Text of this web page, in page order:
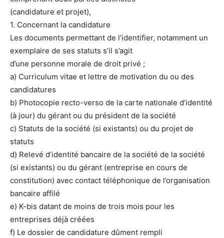
(candidature et projet),
1. Concernant la candidature
Les documents permettant de l’identifier, notamment un
exemplaire de ses statuts s’il s’agit
d’une personne morale de droit privé ;
a) Curriculum vitae et lettre de motivation du ou des
candidatures
b) Photocopie recto-verso de la carte nationale d’identité
(à jour) du gérant ou du président de la société
c) Statuts de la société (si existants) ou du projet de
statuts
d) Relevé d’identité bancaire de la société de la société
(si existants) ou du gérant (entreprise en cours de
constitution) avec contact téléphonique de l’organisation
bancaire affilé
e) K-bis datant de moins de trois mois pour les
entreprises déjà créées
f) Le dossier de candidature dûment rempli